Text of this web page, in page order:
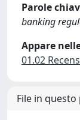
Parole
banking
Appare
01.02
File in